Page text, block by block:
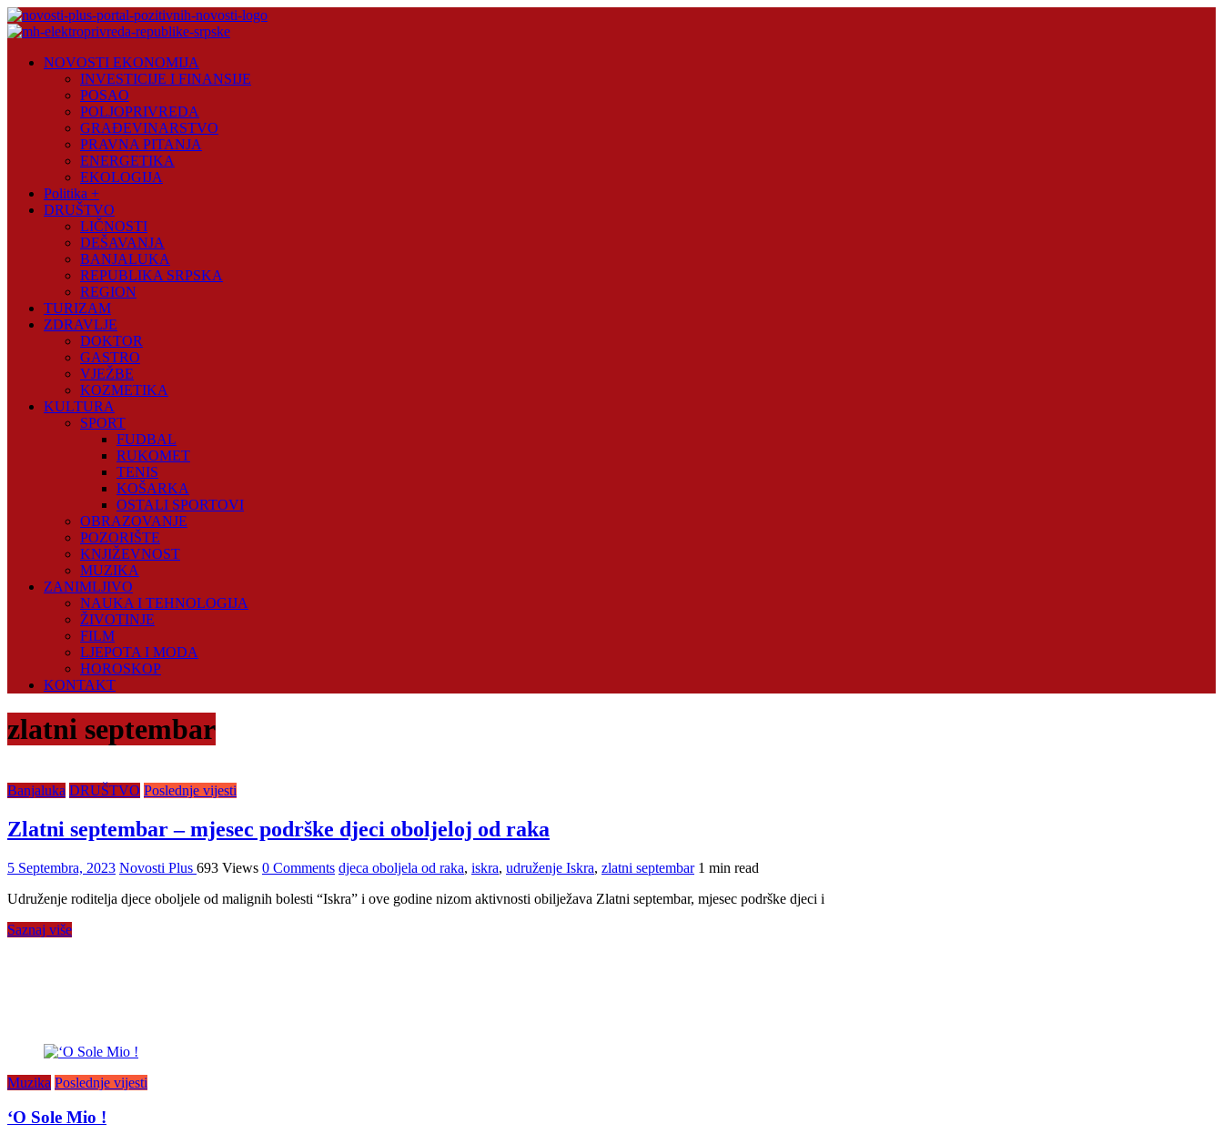
Skip
to
Plus
NOVOSTI EKONOMIJA
INVESTICIJE I FINANSIJE
POSAO
POLJOPRIVREDA
GRAĐEVINARSTVO
PRAVNA PITANJA
ENERGETIKA
EKOLOGIJA
Politika +
DRUŠTVO
LIČNOSTI
DEŠAVANJA
BANJALUKA
REPUBLIKA SRPSKA
REGION
TURIZAM
ZDRAVLJE
DOKTOR
GASTRO
VJEŽBE
KOZMETIKA
KULTURA
SPORT
FUDBAL
RUKOMET
TENIS
KOŠARKA
OSTALI SPORTOVI
OBRAZOVANJE
POZORIŠTE
KNJIŽEVNOST
MUZIKA
ZANIMLJIVO
NAUKA I TEHNOLOGIJA
ŽIVOTINJE
FILM
LJEPOTA I MODA
HOROSKOP
KONTAKT
zlatni septembar
Banjaluka DRUŠTVO Poslednje vijesti
Zlatni septembar – mjesec podrške djeci oboljeloj od raka
5 Septembra, 2023 Novosti Plus 693 Views 0 Comments djeca oboljela od raka, iskra, udruženje Iskra, zlatni septembar 1 min read
Udruženje roditelja djece oboljele od malignih bolesti “Iskra” i ove godine nizom aktivnosti obilježava Zlatni septembar, mjesec podrške djeci i
Saznaj više
Muzika Poslednje vijesti
‘O Sole Mio !